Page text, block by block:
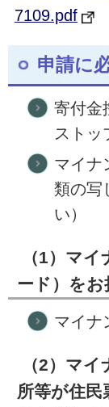
7109.pdf
申請に
寄付金
ストッ
マイナ
類の写
い）
（1）マイ
ード）を
マイナ
（2）マイ
所等が住民